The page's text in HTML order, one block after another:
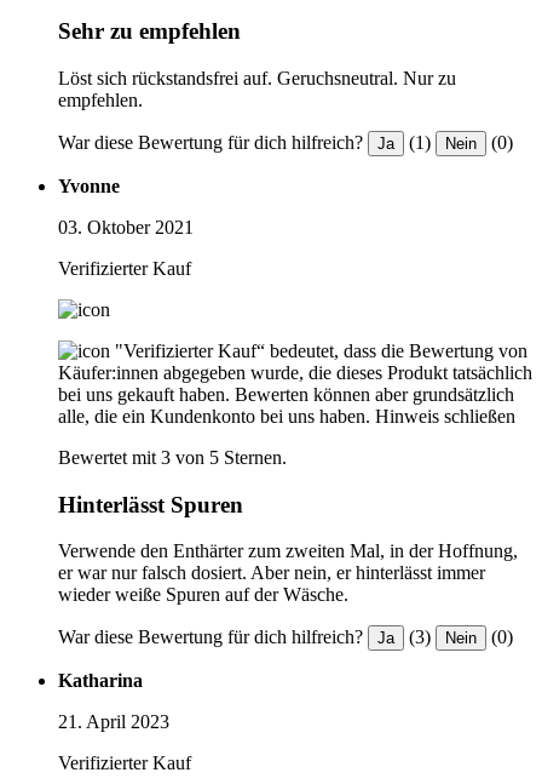
Sehr zu empfehlen
Löst sich rückstandsfrei auf. Geruchsneutral. Nur zu
empfehlen.
War diese Bewertung für dich hilfreich? Ja (1) Nein (0)
Yvonne
03. Oktober 2021
Verifizierter Kauf
"Verifizierter Kauf“ bedeutet, dass die Bewertung von
Käufer:innen abgegeben wurde, die dieses Produkt tatsächlich
bei uns gekauft haben. Bewerten können aber grundsätzlich
alle, die ein Kundenkonto bei uns haben. Hinweis schließen
Bewertet mit 3 von 5 Sternen.
Hinterlässt Spuren
Verwende den Enthärter zum zweiten Mal, in der Hoffnung,
er war nur falsch dosiert. Aber nein, er hinterlässt immer
wieder weiße Spuren auf der Wäsche.
War diese Bewertung für dich hilfreich? Ja (3) Nein (0)
Katharina
21. April 2023
Verifizierter Kauf